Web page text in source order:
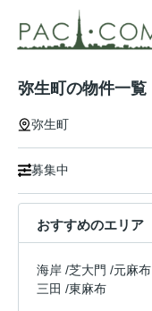
弥生町の物件一覧
弥生町
募集中
おすすめのエリア
海岸 /芝大門 /元麻布
三田 /東麻布